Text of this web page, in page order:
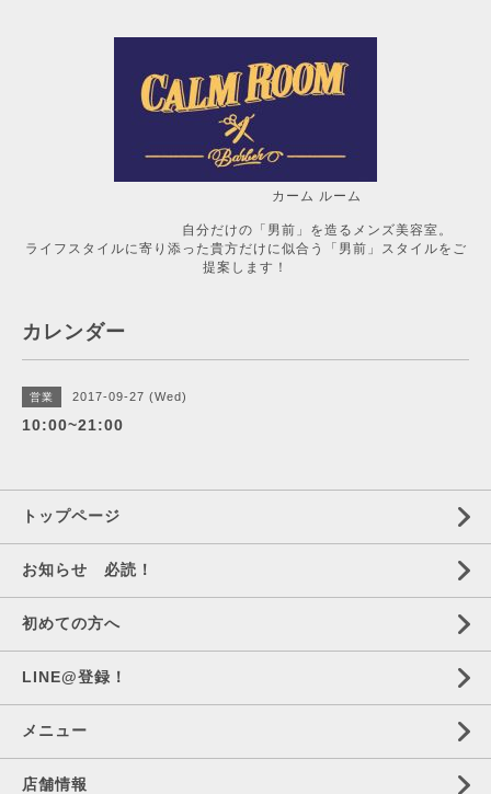
カーム ルーム
自分だけの「男前」を造るメンズ美容室。
ライフスタイルに寄り添った貴方だけに似合う「男前」スタイルをご
提案します！
カレンダー
営業 2017-09-27 (Wed)
10:00~21:00
トップページ
お知らせ 必読！
初めての方へ
LINE@登録！
メニュー
店舗情報